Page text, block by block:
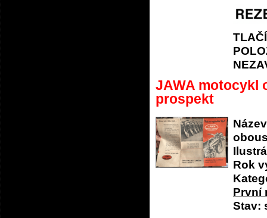
JAWA motocykl
prospekt
Rok
První
Stav: